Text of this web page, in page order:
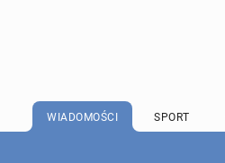
WIADOMOŚCI SPORT